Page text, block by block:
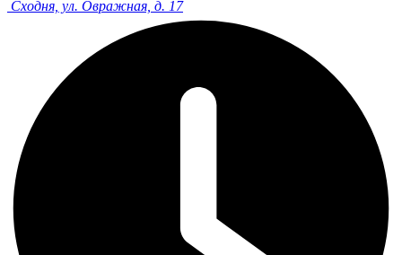
Сходня, ул. Овражная, д. 17